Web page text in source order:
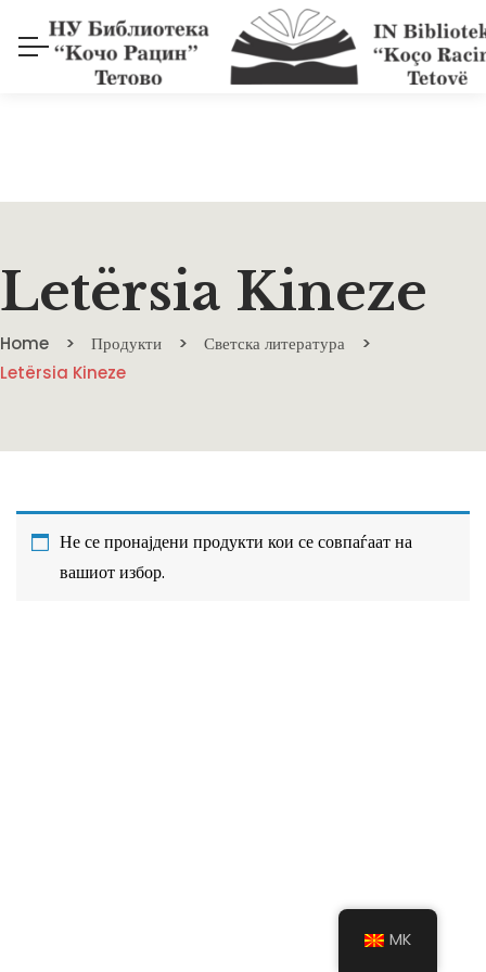
Letërsia Kineze
Home Продукти
Светска литература
Letërsia Kineze
Не се пронајдени продукти кои се совпаѓаат на
вашиот избор.
MK